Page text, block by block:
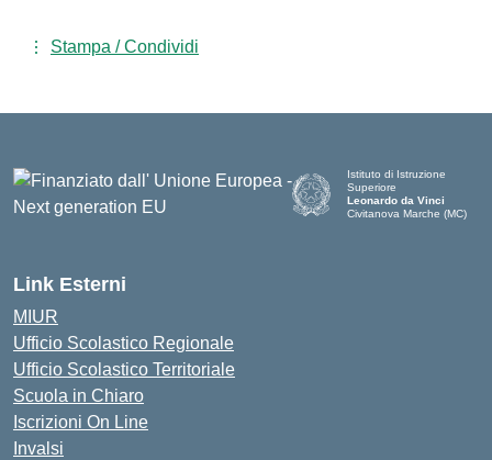
Stampa / Condividi
Istituto di Istruzione
Superiore
Leonardo da Vinci
Civitanova Marche (MC)
Link Esterni
MIUR
Ufficio Scolastico Regionale
Ufficio Scolastico Territoriale
Scuola in Chiaro
Iscrizioni On Line
Invalsi